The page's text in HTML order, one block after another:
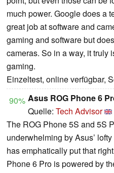
much power. Google does a
great job at software and
gaming and software but
cameras. So in a way, it truly
gaming.
Einzeltest, online verfügbar,
90% Asus ROG Phone 6
Quelle: Tech Advisor
The ROG Phone 5S and 5S
underwhelming by Asus’
has emphatically put that
Phone 6 Pro is powered by